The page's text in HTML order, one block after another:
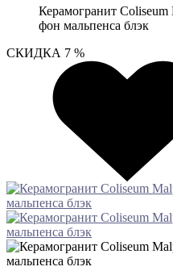
Керамогранит Coliseum
фон мальпенса блэк
СКИДКА 7 %